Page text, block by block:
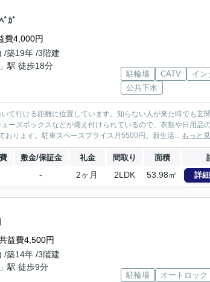
ﾞｶﾞ
費4,000円
/築19年 /3階建
」駅 徒歩18分
駐輪場 CATV
イン
公共下水
て行ける距離に位置しています。知らない人が来た時でも玄
ーズボックスなどが備え付けられているので、衣類や日用品
おります。駐車スペースプライス月5500円。新生活... もっと
敷金/保証金 礼金 間取り 面積
- 2ヶ月 2LDK 53.98㎡ 詳
益費4,500円
/築14年 /3階建
」駅 徒歩9分
駐輪場 オートロック